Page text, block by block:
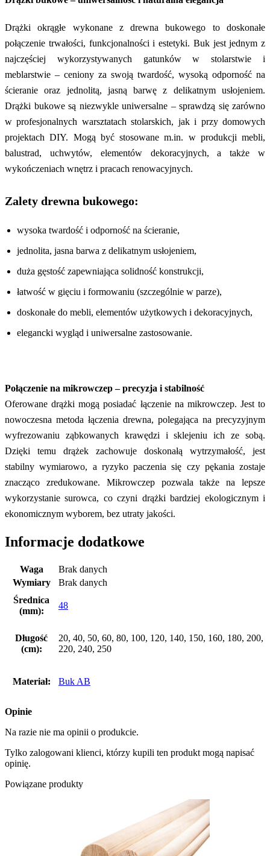
Drążki okrągłe wykonane z drewna bukowego to doskonałe
połączenie trwałości, funkcjonalności i estetyki. Buk jest jednym z
najczęściej wykorzystywanych gatunków w stolarstwie i
meblarstwie – ceniony za swoją twardość, wysoką odporność na
ścieranie oraz jednolitą, jasną barwę z delikatnym usłojeniem.
Drążki bukowe są niezwykle uniwersalne – sprawdzą się zarówno
w profesjonalnych warsztatach stolarskich, jak i przy domowych
projektach DIY. Mogą być stosowane m.in. w produkcji mebli,
balustrad, uchwytów, elementów dekoracyjnych, a także w
wykończeniach wnętrz i pracach renowacyjnych.
Zalety drewna bukowego:
wysoka twardość i odporność na ścieranie,
jednolita, jasna barwa z delikatnym usłojeniem,
duża gęstość zapewniająca solidność konstrukcji,
łatwość w gięciu i formowaniu (szczególnie w parze),
doskonałe do mebli, elementów użytkowych i dekoracyjnych,
elegancki wygląd i uniwersalne zastosowanie.
Połączenie na mikrowczep – precyzja i stabilność
Oferowane drążki mogą posiadać łączenie na mikrowczep. Jest to
nowoczesna metoda łączenia drewna, polegająca na precyzyjnym
wyfrezowaniu ząbkowanych krawędzi i sklejeniu ich ze sobą.
Dzięki temu drążek zachowuje doskonałą wytrzymałość, jest
stabilny wymiarowo, a ryzyko paczenia się czy pękania zostaje
znacząco zredukowane. Mikrowczep pozwala także na lepsze
wykorzystanie surowca, co czyni drążki bardziej ekologicznym i
ekonomicznym wyborem, bez utraty jakości.
Informacje dodatkowe
Waga
Brak danych
Wymiary
Brak danych
Średnica
(mm):
48
Długość
(cm):
20, 40, 50, 60, 80, 100, 120, 140, 150, 160, 180, 200,
220, 240, 250
Materiał: Buk AB
Opinie
Na razie nie ma opinii o produkcie.
Tylko zalogowani klienci, którzy kupili ten produkt mogą napisać
opinię.
Powiązane produkty